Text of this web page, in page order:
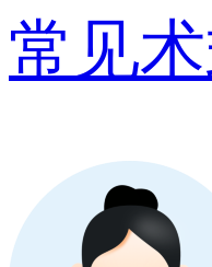
常见